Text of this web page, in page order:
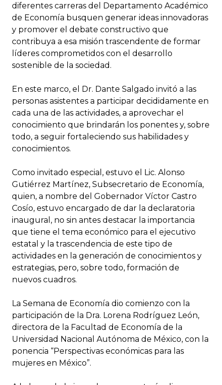
diferentes carreras del Departamento Académico
de Economía busquen generar ideas innovadoras
y promover el debate constructivo que
contribuya a esa misión trascendente de formar
líderes comprometidos con el desarrollo
sostenible de la sociedad.
En este marco, el Dr. Dante Salgado invitó a las
personas asistentes a participar decididamente en
cada una de las actividades, a aprovechar el
conocimiento que brindarán los ponentes y, sobre
todo, a seguir fortaleciendo sus habilidades y
conocimientos.
Como invitado especial, estuvo el Lic. Alonso
Gutiérrez Martínez, Subsecretario de Economía,
quien, a nombre del Gobernador Víctor Castro
Cosío, estuvo encargado de dar la declaratoria
inaugural, no sin antes destacar la importancia
que tiene el tema económico para el ejecutivo
estatal y la trascendencia de este tipo de
actividades en la generación de conocimientos y
estrategias, pero, sobre todo, formación de
nuevos cuadros.
La Semana de Economía dio comienzo con la
participación de la Dra. Lorena Rodríguez León,
directora de la Facultad de Economía de la
Universidad Nacional Autónoma de México, con la
ponencia “Perspectivas económicas para las
mujeres en México”.